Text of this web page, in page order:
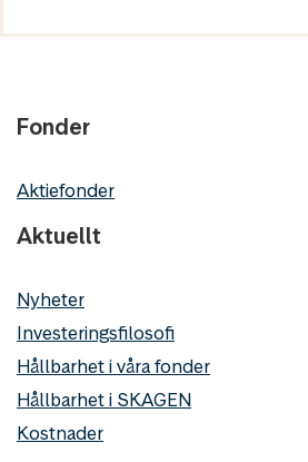
Fonder
Aktiefonder
Aktuellt
Nyheter
Investeringsfilosofi
Hållbarhet i våra fonder
Hållbarhet i SKAGEN
Kostnader